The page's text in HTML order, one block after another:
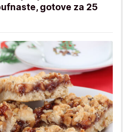
gotove za 25